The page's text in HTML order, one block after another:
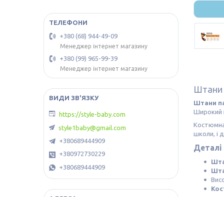
Штани
Штани
Широкий
школи, і
Деталі
+380 (68) 944-49-09
Менеджер інтернет магазину
+380 (99) 965-99-39
Менеджер інтернет магазину
https://style-baby.com
style1baby@gmail.com
+380689444909
+380972730229
+380689444909